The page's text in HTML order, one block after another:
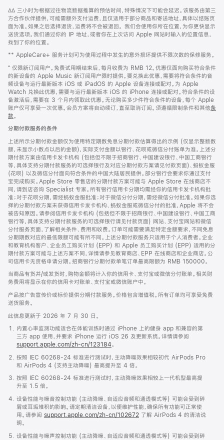
页
页
脚
注
∆∆ 三小时为根据过往物流数据推算的预估时间，特殊情况下可能会延迟。该服务由第三
方合作伙伴提供，可能需额外支付运费，且仅适用于部分商品和寄送地址，具体以结账页
面为准。如果之后选择退货，运费将不会被退回。 我们会使用你所在位置，为你更快显示
送货选项。我们通过你的 IP 地址，或者你在上次访问 Apple 网站时输入的位置信息，
找到了你的位置。
** AppleCare+ 服务计划可为使用过程中发生的意外损坏提供不限次数的保修服务。
⁺ 仅限新订阅用户。免费试用期结束后，每月收费为 RMB 12。优惠仅面向购买符合条件
的新设备的 Apple Music 新订阅用户限时提供。要兑换此优惠，需要将符合条件的音
频设备与运行最新版本 iOS 或 iPadOS 的 Apple 设备连接或配对。为 Apple
Watch 兑换此优惠，需要与运行最新版本 iOS 的 iPhone 连接或配对。符合条件的设
备激活后，需要在 3 个月内领取此优惠。无论购买多少件符合条件的设备，每个 Apple
账户仅可享受一次优惠。会员方案将自动续订，直至取消订阅。须遵循限制条件和其他条
款。
窗
口
中
打
开)
分期付款服务的条件
上述所示分期付款金额仅为使用特定期数免息分期付款估算得出的示例 (仅显示整数数
额，未显示小数点以后的金额)，实际支付金额以银行、花呗或微信分付账单为准。上述分
期付款方案由信用卡发卡机构 (包括但不限于招商银行、中国建设银行、中国工商银行
等，具体支持分期付款服务的可选择银行及对应分期付款方案请见付款页面)、蚂蚁金服
(花呗) 以及微信分付面向符合条件的中国大陆居民提供。部分银行会要求你通过支付
宝完成购买。Apple Store 零售店的分期付款方案可能与 Apple Store 在线商店不
同，请到店咨询 Specialist 专家。所有银行信用卡分期均需经你的信用卡发卡机构批
准；对于花呗分期，需经蚂蚁金服批准；对于微信分付分期，需经微信分付批准。如果你选
择的分期付款方案未获得信用卡发卡机构、蚂蚁金服或微信分付的批准，Apple 将不会
被告知原因。请参阅信用卡发卡机构 (包括但不限于招商银行、中国建设银行、中国工商
银行等，具体支持分期付款服务的可选择银行请见付款页面) 网站、支付宝网站和微信
分付服务页面，了解相关条件、费用和收费。订单可能需要满足特定金额要求，不同免息
分期期数对应的最低限额可能有所不同。上述分期付款服务只适用于个人消费者。企业
和教育机构客户、企业员工购买计划 (EPP) 和 Apple 员工购买计划 (EPP) 适用的分
期付款方案可能与上述方案不同，详情请参见教育商店、EPP 在线商店和企业商店。公
司信用卡无资格申请分期。招商银行分期付款单笔订单最高限额为 RMB 150000。
当商品有货并/或发货时，购物金额将计入你的信用卡、支付宝或微信分付账单。相关财
务费用将显示在你的信用卡对账单、支付宝或微信账户中。
产品按广告宣传价或标价提供分期付款服务。价格包含增值税。所有订单均可享受免费
送货服务。
此信息更新于 2026 年 7 月 30 日。
内置心率监测功能适合在体能训练时通过 iPhone 上的健身 app 和兼容的第
三方 app 使用，并要求 iPhone 运行 iOS 26 及更新系统。详情请参阅
support.apple.com/zh-cn/123184。
按照 IEC 60268-24 标准进行测试时，主动降噪效果相较初代 AirPods Pro
和 AirPods 4 (支持主动降噪) 最高提升至 4 倍。
按照 IEC 60268-24 标准进行测试时，主动降噪效果相较上一代机型最高提
升至 1.5 倍。
设备性能与噪音控制功能 (主动降噪、自适应音频和通透模式等) 可能会受到碎
屑或耳垢堆积的影响。请定期清洁设备，以便维护性能，确保所有功能可正常使
用。请参阅 support.apple.com/zh-cn/102672 了解 AirPods 4 的清洁说
明。
设备性能与噪声控制功能 (主动降噪、自适应音频和通透模式等) 可能会受到碎